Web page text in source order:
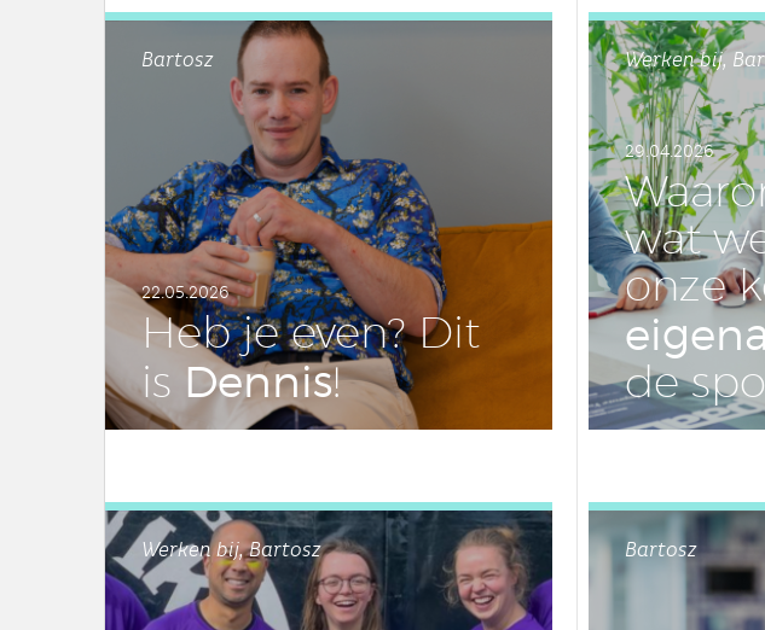
Bartosz
22.05.2026
Heb je even? Dit
is Dennis!
Werken bij,
29.04.2026
wat
onze
de
Werken bij, Bartosz Bartosz